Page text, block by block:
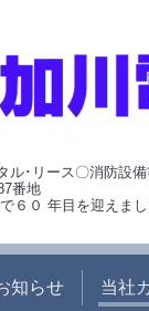
ル･リース〇消防設
番地
６０ 年目を迎えま
知らせ 当社